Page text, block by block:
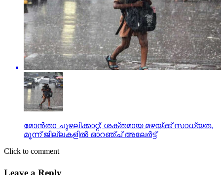
മോന്‍താ ചുഴലിക്കാറ്റ്; ശക്തമായ മഴയ്ക്ക് സാധ്യത,
മൂന്ന് ജില്ലകളില്‍ ഓറഞ്ച് അലേര്‍ട്ട്
Click to comment